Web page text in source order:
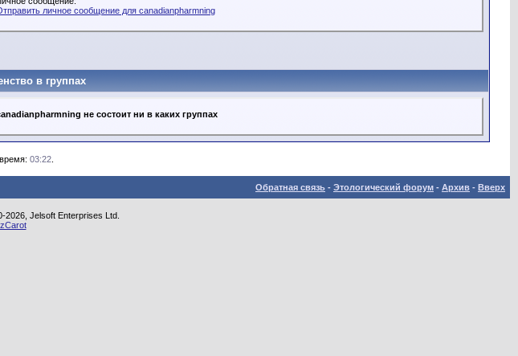
личное сообщение для canadianpharmning
в группах
не состоит ни в каких группах
03:22.
Обратная связь - Этологический форум - Архив - Вверх
2026, Jelsoft Enterprises Ltd.
zCarot